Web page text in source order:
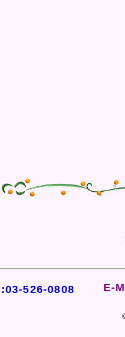
526-0808 E-